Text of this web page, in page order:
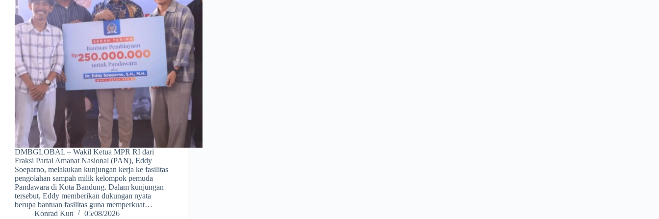
DMBGLOBAL – Wakil Ketua MPR RI dari
Fraksi Partai Amanat Nasional (PAN), Eddy
Soeparno, melakukan kunjungan kerja ke fasilitas
pengolahan sampah milik kelompok pemuda
Pandawara di Kota Bandung. Dalam kunjungan
tersebut, Eddy memberikan dukungan nyata
berupa bantuan fasilitas guna memperkuat…
Konrad Kun
05/08/2026